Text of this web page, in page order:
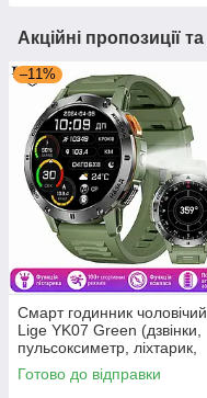
Акційні пропозиції
–11%
Смарт годинник чоловічий
Lige YK07 Green (дзвінки,
пульсоксиметр, ліхтарик,
компас)
Готово до відправки